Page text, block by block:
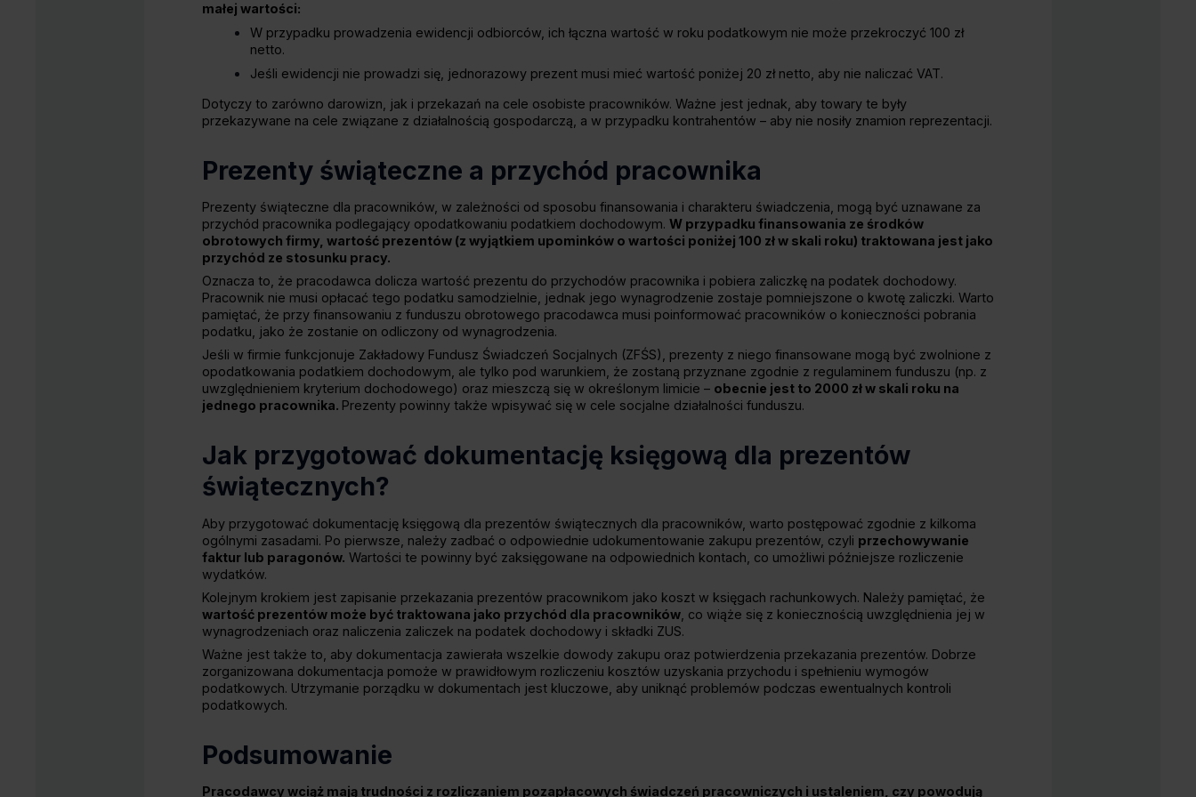
małej wartości:
W przypadku prowadzenia ewidencji odbiorców, ich łączna wartość w roku podatkowym nie może przekroczyć 100 zł
netto.
Jeśli ewidencji nie prowadzi się, jednorazowy prezent musi mieć wartość poniżej 20 zł netto, aby nie naliczać VAT.
Dotyczy to zarówno darowizn, jak i przekazań na cele osobiste pracowników. Ważne jest jednak, aby towary te były
przekazywane na cele związane z działalnością gospodarczą, a w przypadku kontrahentów – aby nie nosiły znamion reprezentacji.
Prezenty świąteczne a przychód pracownika
Prezenty świąteczne dla pracowników, w zależności od sposobu finansowania i charakteru świadczenia, mogą być uznawane za
przychód pracownika podlegający opodatkowaniu podatkiem dochodowym. W przypadku finansowania ze środków
obrotowych firmy, wartość prezentów (z wyjątkiem upominków o wartości poniżej 100 zł w skali roku) traktowana jest jako
przychód ze stosunku pracy.
Oznacza to, że pracodawca dolicza wartość prezentu do przychodów pracownika i pobiera zaliczkę na podatek dochodowy.
Pracownik nie musi opłacać tego podatku samodzielnie, jednak jego wynagrodzenie zostaje pomniejszone o kwotę zaliczki. Warto
pamiętać, że przy finansowaniu z funduszu obrotowego pracodawca musi poinformować pracowników o konieczności pobrania
podatku, jako że zostanie on odliczony od wynagrodzenia​.
Jeśli w firmie funkcjonuje Zakładowy Fundusz Świadczeń Socjalnych (ZFŚS), prezenty z niego finansowane mogą być zwolnione z
opodatkowania podatkiem dochodowym, ale tylko pod warunkiem, że zostaną przyznane zgodnie z regulaminem funduszu (np. z
uwzględnieniem kryterium dochodowego) oraz mieszczą się w określonym limicie – obecnie jest to 2000 zł w skali roku na
jednego pracownika. Prezenty powinny także wpisywać się w cele socjalne działalności funduszu.
Jak przygotować dokumentację księgową dla prezentów
świątecznych?
Aby przygotować dokumentację księgową dla prezentów świątecznych dla pracowników, warto postępować zgodnie z kilkoma
ogólnymi zasadami. Po pierwsze, należy zadbać o odpowiednie udokumentowanie zakupu prezentów, czyli przechowywanie
faktur lub paragonów. Wartości te powinny być zaksięgowane na odpowiednich kontach, co umożliwi późniejsze rozliczenie
wydatków.
Kolejnym krokiem jest zapisanie przekazania prezentów pracownikom jako koszt w księgach rachunkowych. Należy pamiętać, że
wartość prezentów może być traktowana jako przychód dla pracowników, co wiąże się z koniecznością uwzględnienia jej w
wynagrodzeniach oraz naliczenia zaliczek na podatek dochodowy i składki ZUS.
Ważne jest także to, aby dokumentacja zawierała wszelkie dowody zakupu oraz potwierdzenia przekazania prezentów. Dobrze
zorganizowana dokumentacja pomoże w prawidłowym rozliczeniu kosztów uzyskania przychodu i spełnieniu wymogów
podatkowych. Utrzymanie porządku w dokumentach jest kluczowe, aby uniknąć problemów podczas ewentualnych kontroli
podatkowych.
Podsumowanie
Pracodawcy wciąż mają trudności z rozliczaniem pozapłacowych świadczeń pracowniczych i ustaleniem, czy powodują